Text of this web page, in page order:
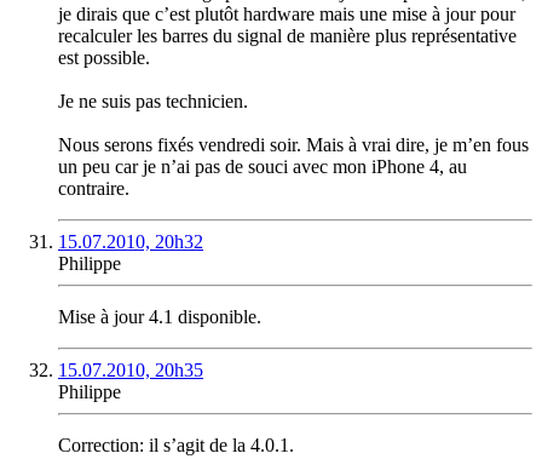
je dirais que c’est plutôt hardware mais une mise à jour pour
recalculer les barres du signal de manière plus représentative
est possible.
Je ne suis pas technicien.
Nous serons fixés vendredi soir. Mais à vrai dire, je m’en fous
un peu car je n’ai pas de souci avec mon iPhone 4, au
contraire.
15.07.2010, 20h32
Philippe
Mise à jour 4.1 disponible.
15.07.2010, 20h35
Philippe
Correction: il s’agit de la 4.0.1.